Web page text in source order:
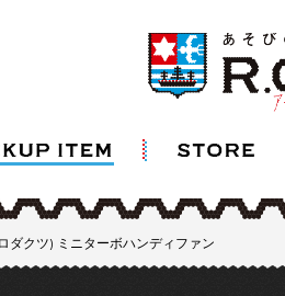
クツ) ミニターボハンディファン